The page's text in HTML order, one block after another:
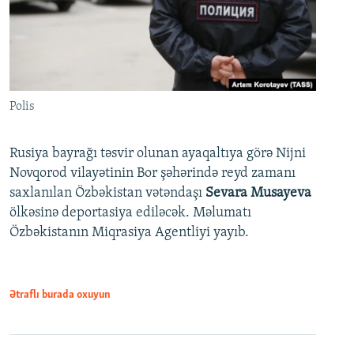
Polis
Rusiya bayrağı təsvir olunan ayaqaltıya görə Nijni
Novqorod vilayətinin Bor şəhərində reyd zamanı
saxlanılan Özbəkistan vətəndaşı Sevara Musayeva
ölkəsinə deportasiya ediləcək. Məlumatı
Özbəkistanın Miqrasiya Agentliyi yayıb.
Ətraflı burada oxuyun